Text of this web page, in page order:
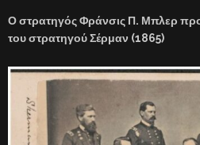
Ο στρατηγός Φράνσις Π. Μπλερ
του στρατηγού Σέρμαν (1865)